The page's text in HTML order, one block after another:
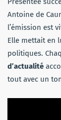
Antoine de
l’émission est
Elle mettait en
politiques.
d’actualité
tout avec un